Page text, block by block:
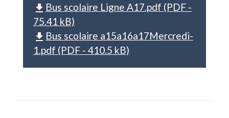
file_download Bus scolaire Ligne A17.pdf (PDF -
75.41 kB)
file_download Bus scolaire a15a16a17Mercredi-
1.pdf (PDF - 410.5 kB)